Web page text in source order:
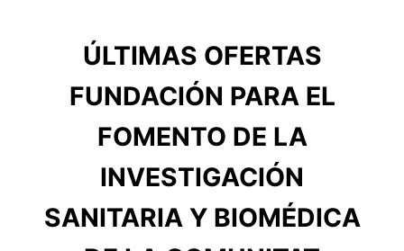
ÚLTIMAS OFERTAS
FUNDACIÓN PARA EL
FOMENTO DE LA
INVESTIGACIÓN
SANITARIA Y BIOMÉDICA